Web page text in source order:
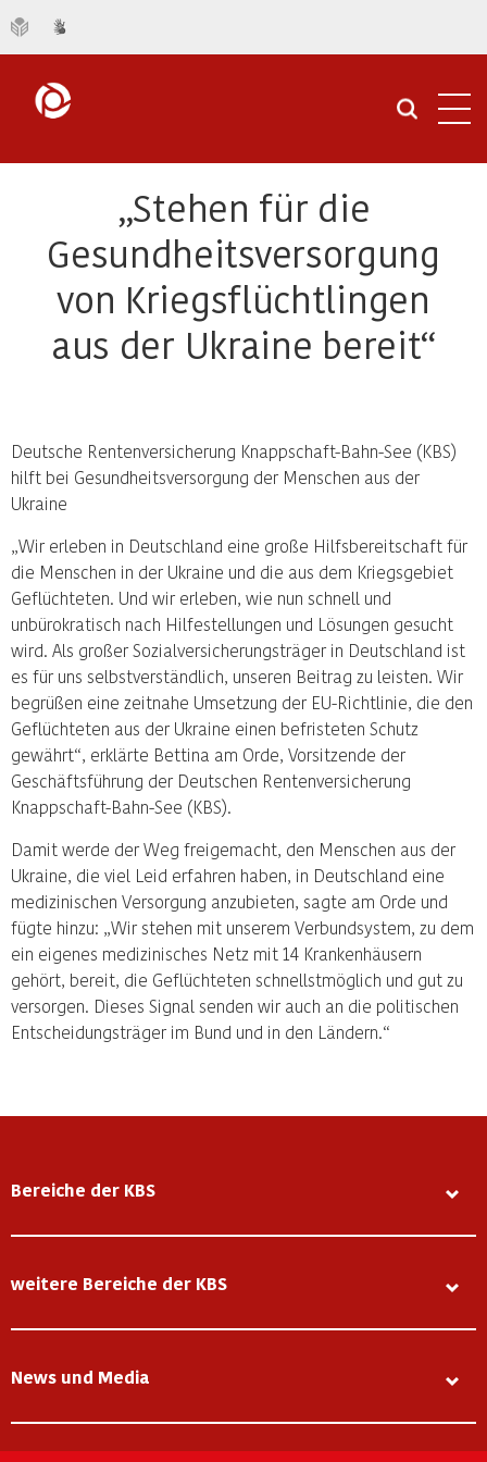
„Stehen für die
Gesundheitsversorgung
von Kriegsflüchtlingen
aus der Ukraine bereit“
Deutsche Rentenversicherung Knappschaft-Bahn-See (KBS)
hilft bei Gesundheitsversorgung der Menschen aus der
Ukraine
„Wir erleben in Deutschland eine große Hilfsbereitschaft für
die Menschen in der Ukraine und die aus dem Kriegsgebiet
Geflüchteten. Und wir erleben, wie nun schnell und
unbürokratisch nach Hilfestellungen und Lösungen gesucht
wird. Als großer Sozialversicherungsträger in Deutschland ist
es für uns selbstverständlich, unseren Beitrag zu leisten. Wir
begrüßen eine zeitnahe Umsetzung der EU-Richtlinie, die den
Geflüchteten aus der Ukraine einen befristeten Schutz
gewährt“, erklärte Bettina am Orde, Vorsitzende der
Geschäftsführung der Deutschen Rentenversicherung
Knappschaft-Bahn-See (KBS).
Damit werde der Weg freigemacht, den Menschen aus der
Ukraine, die viel Leid erfahren haben, in Deutschland eine
medizinischen Versorgung anzubieten, sagte am Orde und
fügte hinzu: „Wir stehen mit unserem Verbundsystem, zu dem
ein eigenes medizinisches Netz mit 14 Krankenhäusern
gehört, bereit, die Geflüchteten schnellstmöglich und gut zu
versorgen. Dieses Signal senden wir auch an die politischen
Entscheidungsträger im Bund und in den Ländern.“
Bereiche der KBS
weitere Bereiche der KBS
News und Media